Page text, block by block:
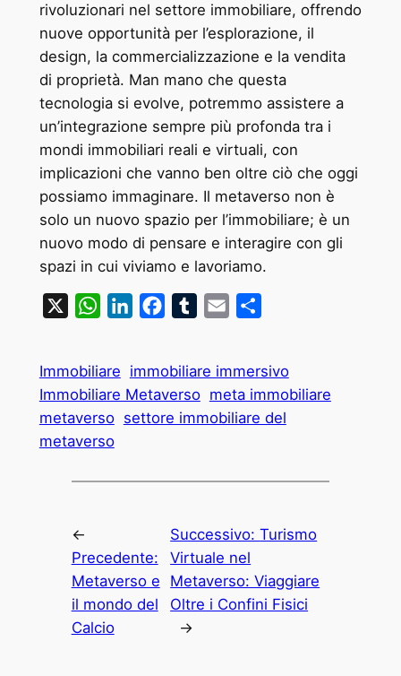
rivoluzionari nel settore immobiliare, offrendo
nuove opportunità per l’esplorazione, il
design, la commercializzazione e la vendita
di proprietà. Man mano che questa
tecnologia si evolve, potremmo assistere a
un’integrazione sempre più profonda tra i
mondi immobiliari reali e virtuali, con
implicazioni che vanno ben oltre ciò che oggi
possiamo immaginare. Il metaverso non è
solo un nuovo spazio per l’immobiliare; è un
nuovo modo di pensare e interagire con gli
spazi in cui viviamo e lavoriamo.
WhatsAppLinkedInFacebookTumblrEmail
Immobiliare immobiliare immersivo
Immobiliare Metaverso meta immobiliare
metaverso settore immobiliare del
metaverso
←
Precedente:
Metaverso e
il mondo del
Calcio
Successivo:Turismo
Virtuale nel
Metaverso: Viaggiare
Oltre i Confini Fisici
→